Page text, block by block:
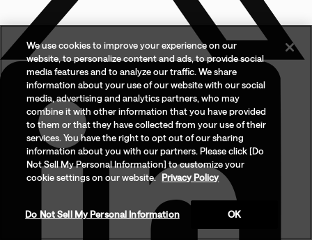
We use cookies to improve your experience on our
website, to personalize content and ads, to provide social
media features and to analyze our traffic. We share
information about your use of our website with our social
media, advertising and analytics partners, who may
combine it with other information that you have provided
to them or that they have collected from your use of their
services. You have the right to opt out of our sharing
information about you with our partners. Please click [Do
Not Sell My Personal Information] to customize your
cookie settings on our website. Privacy Policy
Do Not Sell My Personal Information OK